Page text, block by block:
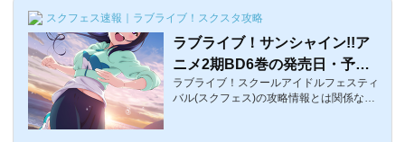
スクフェス速報｜ラブライブ！スクスタ攻略
ラブライブ！サンシャイン!!ア
ニメ2期BD6巻の発売日・予
約・法人全巻購入特典・特典曲
まとめ
ラブライブ！スクールアイドルフェスティ
バル(スクフェス)の攻略情報とは関係ない